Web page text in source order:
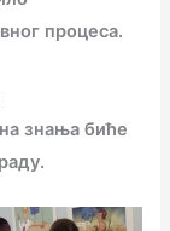
процеса.
знања биће